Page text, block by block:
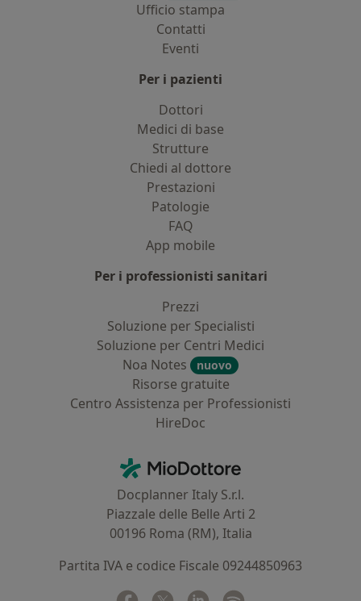
Ufficio stampa
Contatti
Eventi
Per i pazienti
Dottori
Medici di base
Strutture
Chiedi al dottore
Prestazioni
Patologie
FAQ
App mobile
Per i professionisti sanitari
Prezzi
Soluzione per Specialisti
Soluzione per Centri Medici
Noa Notes
nuovo
Risorse gratuite
Centro Assistenza per Professionisti
HireDoc
MioDottore - Homepage
Docplanner Italy S.r.l.
Piazzale delle Belle Arti 2
00196 Roma (RM), Italia
Partita IVA e codice Fiscale 09244850963
Facebook
si apre in una nuova scheda
Twitter
si apre in una nuova scheda
Linkedin
si apre in una nuova